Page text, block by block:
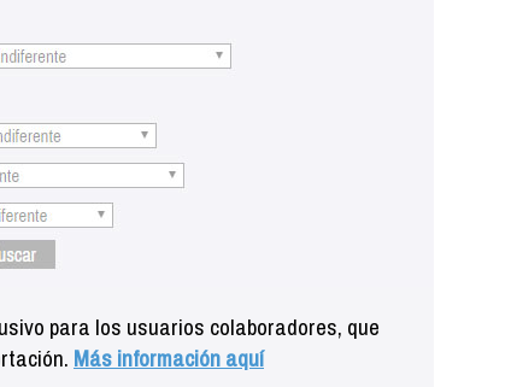
para los usuarios colaboradores, que
Más información aquí